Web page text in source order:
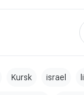
Kursk israel